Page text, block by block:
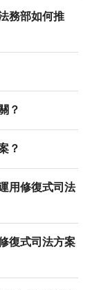
務部如何推
？
？
用修復式司法
復式司法方案